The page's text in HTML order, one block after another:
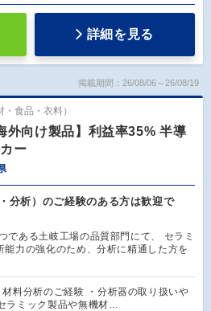
詳細を見る
掲載期間：26/08/06～26/08/19
食品・衣料）
外向け製品】利益率35% 半導
ー
分析）のご経験のある方は歓迎で
である土岐工場の品質部門にて、 セラミ
能力の強化のため、分析に精通した方を
料分析のご経験 ・分析器の取り扱いや
ラミック製品や無機材…